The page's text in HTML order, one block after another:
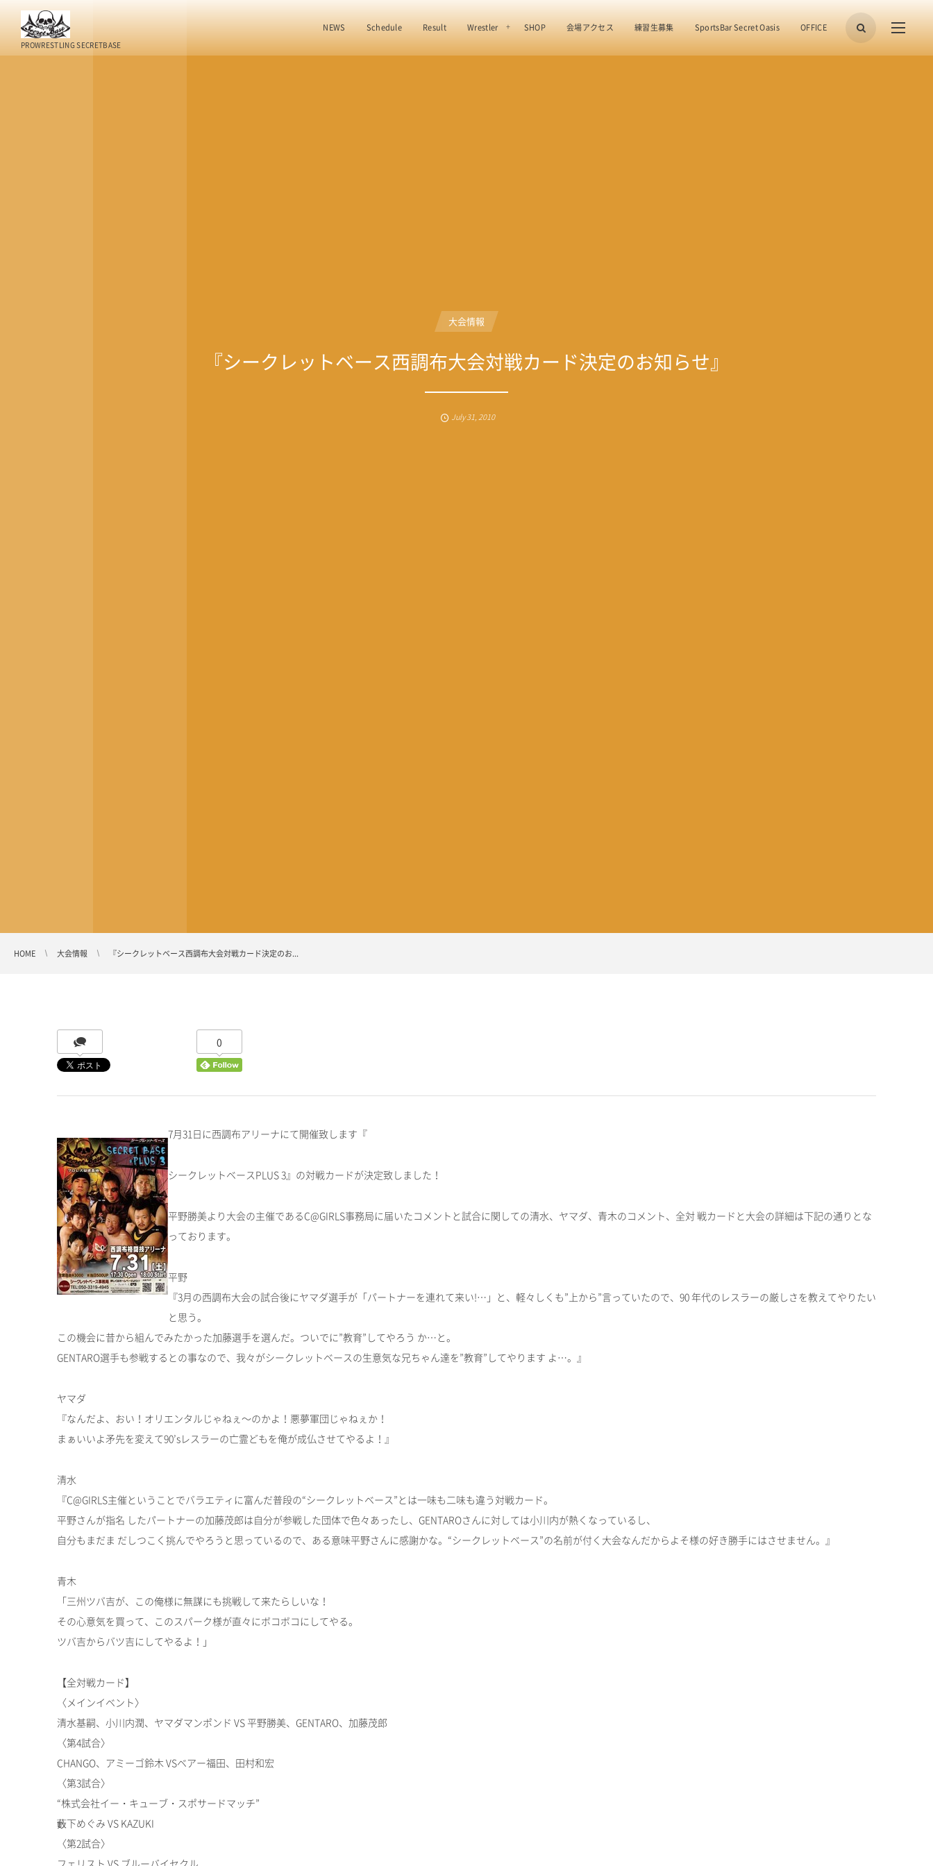
PROWRESTLING SECRETBASE
NEWS Schedule Result Wrestler SHOP 会場アクセス 練習生募集 SportsBar Secret Oasis OFFICE
大会情報
『シークレットベース西調布大会対戦カード決定のお知らせ』
July31,2010
HOME 大会情報 『シークレットベース西調布大会対戦カード決定のお...
0
7月31日に西調布アリーナにて開催致します『
シークレットベースPLUS 3』の対戦カードが決定致しました！
平野勝美より大会の主催であるC@GIRLS事務局に届いたコメントと試合に関しての清水、ヤマダ、青木のコメント、全対 戦カードと大会の詳細は下記の通りとな
っております。
平野
『3月の西調布大会の試合後にヤマダ選手が「パートナーを連れて来い!…」と、軽々しくも”上から”言っていたので、90 年代のレスラーの厳しさを教えてやりたい
と思う。
この機会に昔から組んでみたかった加藤選手を選んだ。ついでに”教育”してやろう か…と。
GENTARO選手も参戦するとの事なので、我々がシークレットベースの生意気な兄ちゃん達を”教育”してやります よ…。』
ヤマダ
『なんだよ、おい！オリエンタルじゃねぇ～のかよ！悪夢軍団じゃねぇか！
まぁいいよ矛先を変えて90’sレスラーの亡霊どもを俺が成仏させてやるよ！』
清水
『C@GIRLS主催ということでバラエティに富んだ普段の“シークレットベース”とは一味も二味も違う対戦カード。
平野さんが指名 したパートナーの加藤茂郎は自分が参戦した団体で色々あったし、GENTAROさんに対しては小川内が熱くなっているし、
自分もまだま だしつこく挑んでやろうと思っているので、ある意味平野さんに感謝かな。“シークレットベース”の名前が付く大会なんだからよそ様の好き勝手にはさせません。』
青木
「三州ツバ吉が、この俺様に無謀にも挑戦して来たらしいな！
その心意気を買って、このスパーク様が直々にボコボコにしてやる。
ツバ吉からバツ吉にしてやるよ！」
【全対戦カード】
〈メインイベント〉
清水基嗣、小川内潤、ヤマダマンポンド VS 平野勝美、GENTARO、加藤茂郎
〈第4試合〉
CHANGO、アミーゴ鈴木 VSベアー福田、田村和宏
〈第3試合〉
“株式会社イー・キューブ・スポサードマッチ”
藪下めぐみ VS KAZUKI
〈第2試合〉
フェリスト VS ブルーバイセクル